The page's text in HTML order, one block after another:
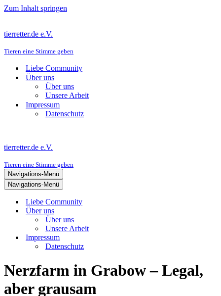
Zum Inhalt springen
tierretter.de e.V.
Tieren eine Stimme geben
Liebe Community
Über uns
Über uns
Unsere Arbeit
Impressum
Datenschutz
tierretter.de e.V.
Tieren eine Stimme geben
Navigations-Menü
Navigations-Menü
Liebe Community
Über uns
Über uns
Unsere Arbeit
Impressum
Datenschutz
Nerzfarm in Grabow – Legal,
aber grausam